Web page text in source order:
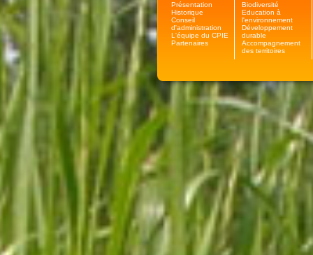
Présentation
Historique
Conseil
d'administration
L'équipe du CPIE
Partenaires
Biodiversité
Education à
l'environnement
Développement
durable
Accompagnement
des territoires